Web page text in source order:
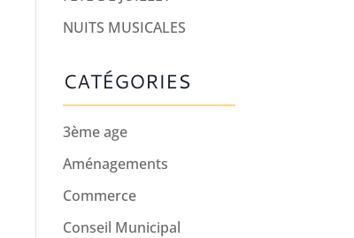
NUITS MUSICALES
CATÉGORIES
3ème age
Aménagements
Commerce
Conseil Municipal